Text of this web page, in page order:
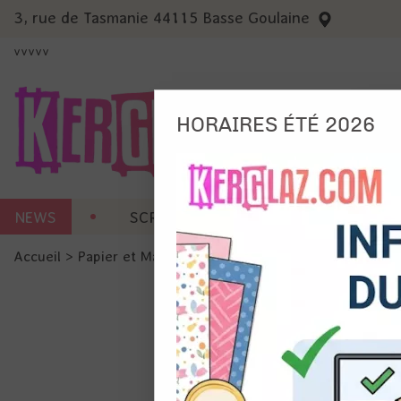
3, rue de Tasmanie 44115 Basse Goulaine
vvvvv
NEWS SCRAP CARTERIE
Accueil > Papier et Matière >Papier scrap uni BAZZILL
Ils
et du
précises
Si vous
de la
HORAIRES ÉTÉ 2026